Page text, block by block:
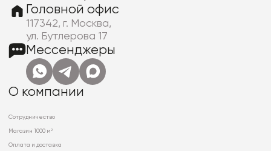
Головной офис
117342, г. Москва,
ул. Бутлерова 17
Мессенджеры
О компании
Сотрудничество
Магазин 1000 м²
Оплата и доставка